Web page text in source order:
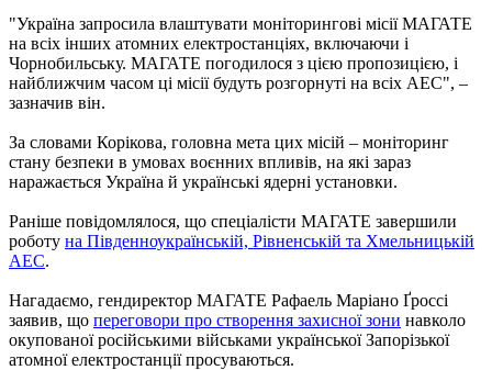
"Україна запросила влаштувати моніторингові місії МАГАТЕ
на всіх інших атомних електростанціях, включаючи і
Чорнобильську. МАГАТЕ погодилося з цією пропозицією, і
найближчим часом ці місії будуть розгорнуті на всіх АЕС", –
зазначив він.
За словами Корікова, головна мета цих місій – моніторинг
стану безпеки в умовах воєнних впливів, на які зараз
наражається Україна й українські ядерні установки.
Раніше повідомлялося, що спеціалісти МАГАТЕ завершили
роботу на Південноукраїнській, Рівненській та Хмельницькій
АЕС.
Нагадаємо, гендиректор МАГАТЕ Рафаель Маріано Ґроссі
заявив, що переговори про створення захисної зони навколо
окупованої російськими військами української Запорізької
атомної електростанції просуваються.